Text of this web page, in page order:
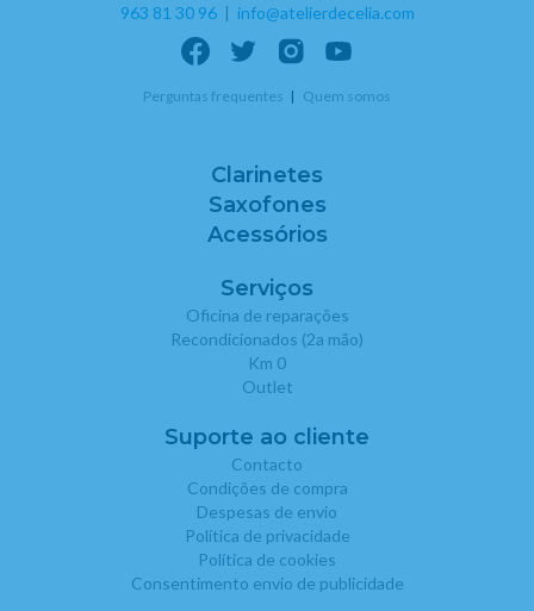
963 81 30 96| info@atelierdecelia.com
Perguntas frequentes Quem somos
Clarinetes
Saxofones
Acessórios
Serviços
Oficina de reparações
Recondicionados (2a mão)
Km 0
Outlet
Suporte ao cliente
Contacto
Condições de compra
Despesas de envio
Política de privacidade
Política de cookies
Consentimento envio de publicidade